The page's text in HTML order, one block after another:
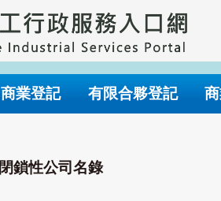
商業登記 有限合夥登記
閉鎖性公司名錄